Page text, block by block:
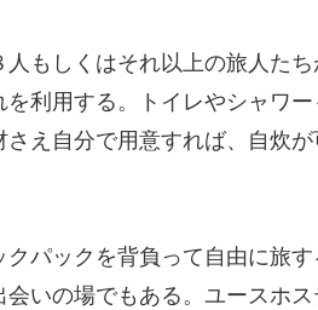
もしくはそれ以上の旅人た
利用する。トイレやシャワ
え自分で用意すれば、自炊
パックを背負って自由に旅
いの場でもある。ユースホ